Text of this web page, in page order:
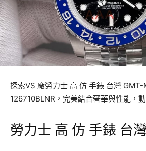
探索VS 廠勞力士 高 仿 手錶 台灣
126710BLNR，完美結合奢華與性能，
勞力士 高 仿 手錶 台灣